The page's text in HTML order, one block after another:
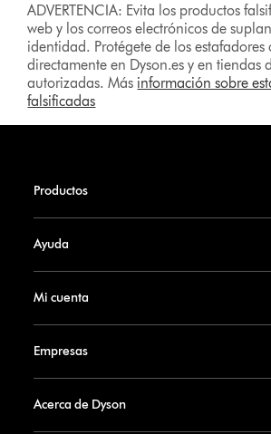
ADVERTENCIA: Evita los productos
web y los correos electrónicos de
identidad. Protégete de los
directamente en Dyson.es y en tiendas
autorizadas. Más información sobre
falsificadas
Productos
Ayuda
Mi cuenta
Empresas
Acerca de Dyson